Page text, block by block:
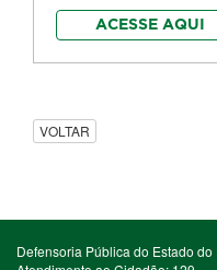
ACESSE AQUI
VOLTAR
Defensoria Pública do Estado